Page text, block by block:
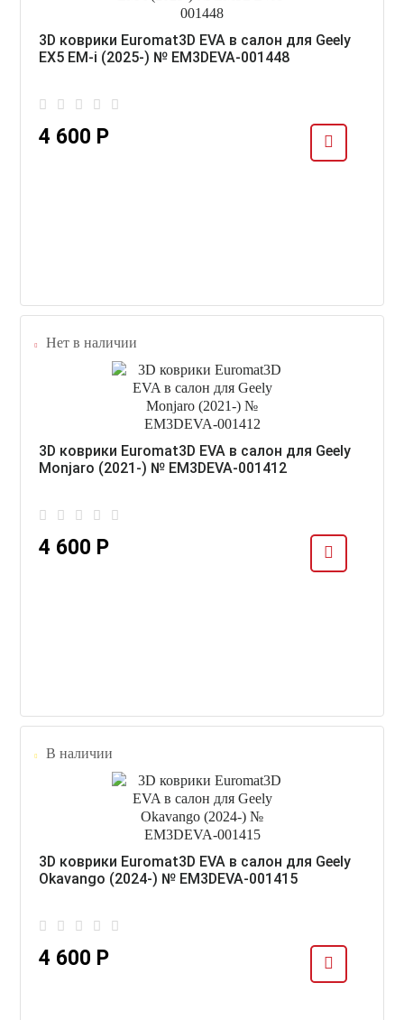
3D коврики Euromat3D EVA в салон для Geely
EX5 EM-i (2025-) № EM3DEVA-001448
4 600 Р
Нет в наличии
3D коврики Euromat3D EVA в салон для Geely
Monjaro (2021-) № EM3DEVA-001412
4 600 Р
В наличии
3D коврики Euromat3D EVA в салон для Geely
Okavango (2024-) № EM3DEVA-001415
4 600 Р